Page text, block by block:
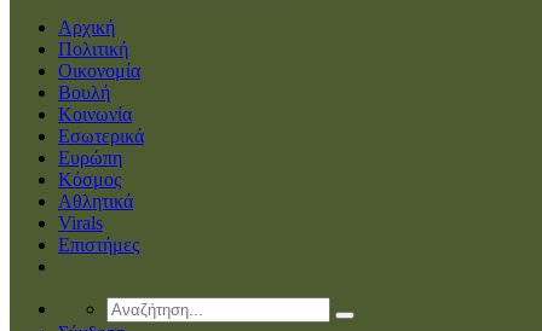
Αρχική
Πολιτική
Οικονομία
Βουλή
Κοινωνία
Εσωτερικά
Ευρώπη
Κόσμος
Αθλητικά
Virals
Επιστήμες